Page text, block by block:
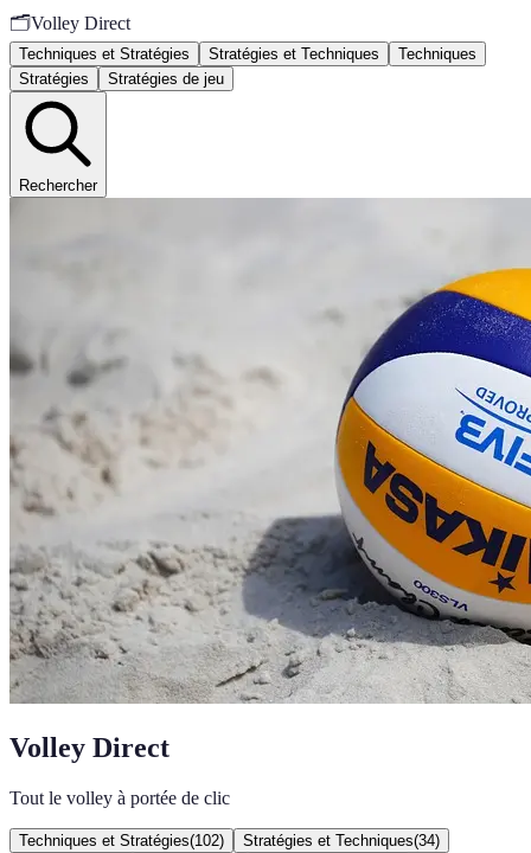
🗂️Volley Direct
Techniques et Stratégies Stratégies et Techniques
Techniques
Stratégies
Stratégies de jeu
Rechercher
Volley Direct
Tout le volley à portée de clic
Techniques et Stratégies(102) Stratégies et Techniques(34)